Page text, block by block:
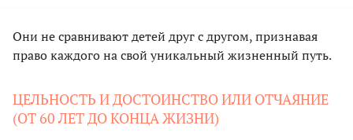
Они не сравнивают детей друг с другом, признавая
право каждого на свой уникальный жизненный путь.
ЦЕЛЬНОСТЬ И ДОСТОИНСТВО ИЛИ ОТЧАЯНИЕ
(ОТ 60 ЛЕТ ДО КОНЦА ЖИЗНИ)